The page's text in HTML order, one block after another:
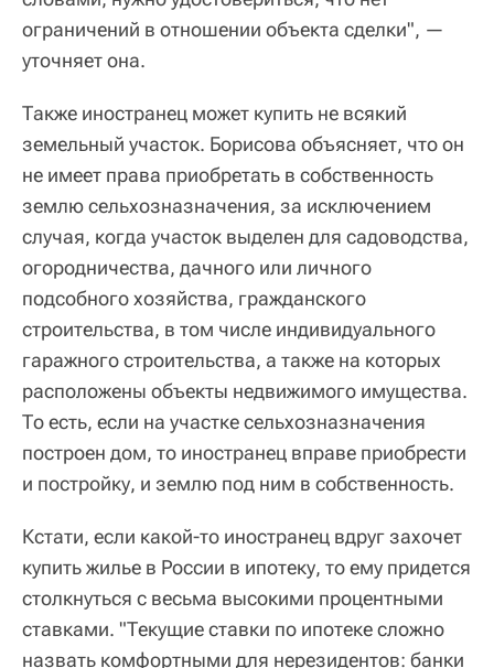
ограничений в отношении объекта сделки", —
уточняет она.
Также иностранец может купить не всякий
земельный участок. Борисова объясняет, что он
не имеет права приобретать в собственность
землю сельхозназначения, за исключением
случая, когда участок выделен для садоводства,
огородничества, дачного или личного
подсобного хозяйства, гражданского
строительства, в том числе индивидуального
гаражного строительства, а также на которых
расположены объекты недвижимого имущества.
То есть, если на участке сельхозназначения
построен дом, то иностранец вправе приобрести
и постройку, и землю под ним в собственность.
Кстати, если какой-то иностранец вдруг захочет
купить жилье в России в ипотеку, то ему придется
столкнуться с весьма высокими процентными
ставками. "Текущие ставки по ипотеке сложно
назвать комфортными для нерезидентов: банки